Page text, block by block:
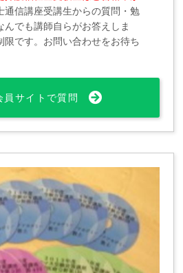
通信講座受講生からの質問・勉
んでも講師自らがお答えしま
限です。お問い合わせをお待ち
員サイトで質問